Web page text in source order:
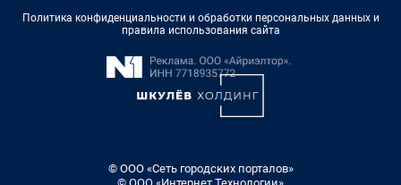
Политика конфиденциальности и обработки персональных данных и
правила использования сайта
© ООО «Сеть городских порталов»